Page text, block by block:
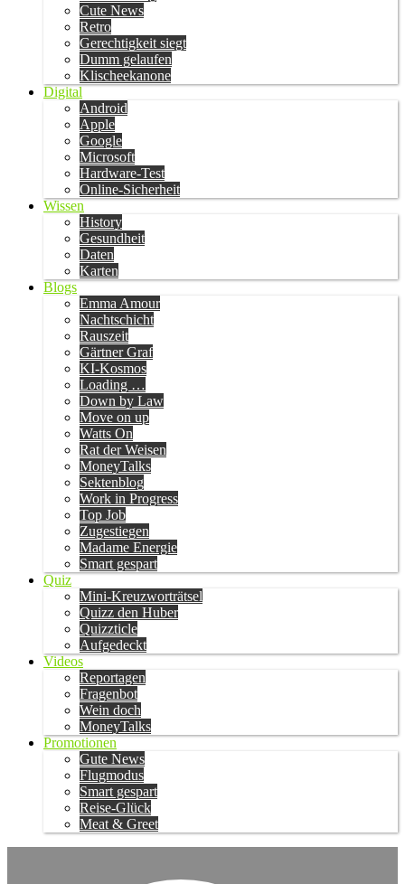
Cute News
Retro
Gerechtigkeit siegt
Dumm gelaufen
Klischeekanone
Digital
Android
Apple
Google
Microsoft
Hardware-Test
Online-Sicherheit
Wissen
History
Gesundheit
Daten
Karten
Blogs
Emma Amour
Nachtschicht
Rauszeit
Gärtner Graf
KI-Kosmos
Loading …
Down by Law
Move on up
Watts On
Rat der Weisen
MoneyTalks
Sektenblog
Work in Progress
Top Job
Zugestiegen
Madame Energie
Smart gespart
Quiz
Mini-Kreuzworträtsel
Quizz den Huber
Quizzticle
Aufgedeckt
Videos
Reportagen
Fragenbot
Wein doch
MoneyTalks
Promotionen
Gute News
Flugmodus
Smart gespart
Reise-Glück
Meat & Greet